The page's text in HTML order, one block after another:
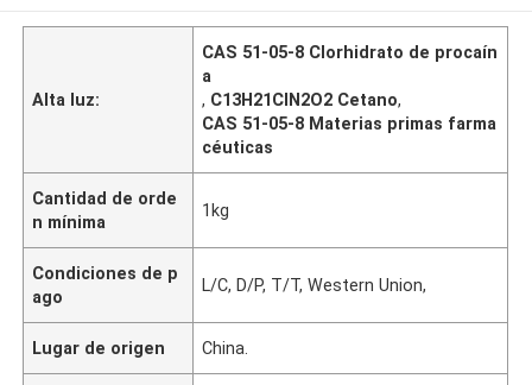
Alta luz:
CAS 51-05-8 Clorhidrato de procaín
a
, C13H21ClN2O2 Cetano,
CAS 51-05-8 Materias primas farma
céuticas
Cantidad de orde
n mínima
1kg
Condiciones de p
ago
L/C, D/P, T/T, Western Union,
Lugar de origen China.